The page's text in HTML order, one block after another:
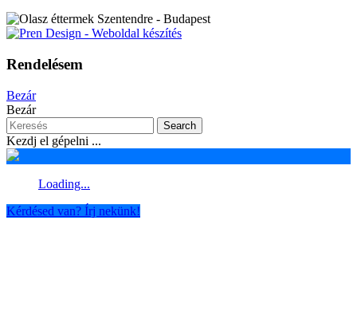
Rendelésem
Bezár
Bezár
Search
Kezdj el gépelni ...
Loading...
Kérdésed van? Írj nekünk!